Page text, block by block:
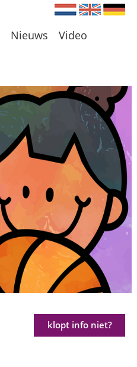
Nederlands
Engels
Nieuws Video
klopt info niet?